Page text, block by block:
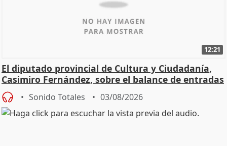
12:21
El diputado provincial de Cultura y Ciudadanía,
Casimiro Fernández, sobre el balance de entradas
Sonido Totales 03/08/2026